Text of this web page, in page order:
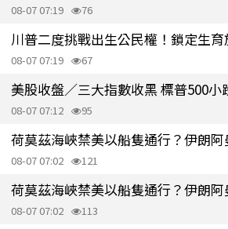
08-07 07:19 76
08-07 07:19 67
08-07 07:12 95
08-07 07:02 121
08-07 07:02 113